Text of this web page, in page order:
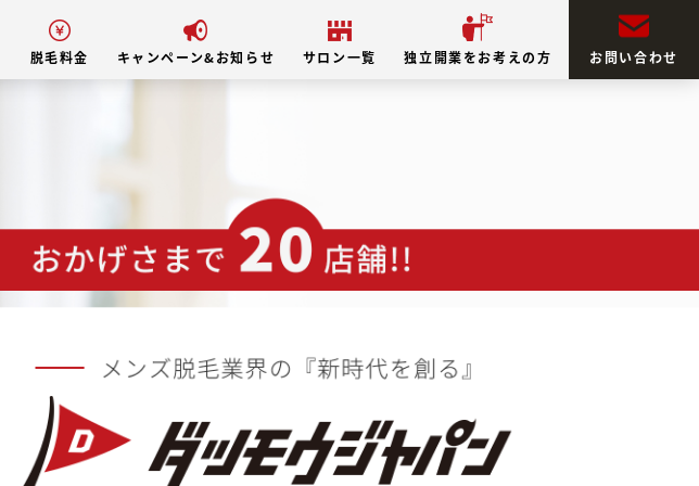
脱毛料金 キャンペーン&お知らせ サロン一覧 独立開業をお考えの方 お問い合わせ